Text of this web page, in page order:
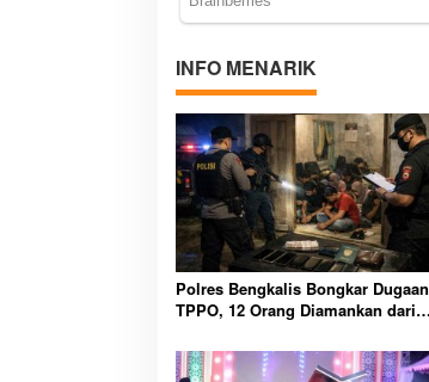
INFO MENARIK
Polres Bengkalis Bongkar Dugaan
TPPO, 12 Orang Diamankan dari